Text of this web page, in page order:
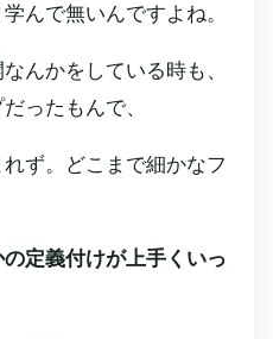
んで無いんですよね。
んかをしている時も、
ったもんで、
ず。どこまで細かなフ
定義付けが上手くいっ